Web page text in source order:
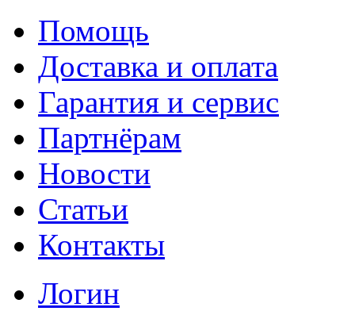
Помощь
Доставка и оплата
Гарантия и сервис
Партнёрам
Новости
Статьи
Контакты
Логин